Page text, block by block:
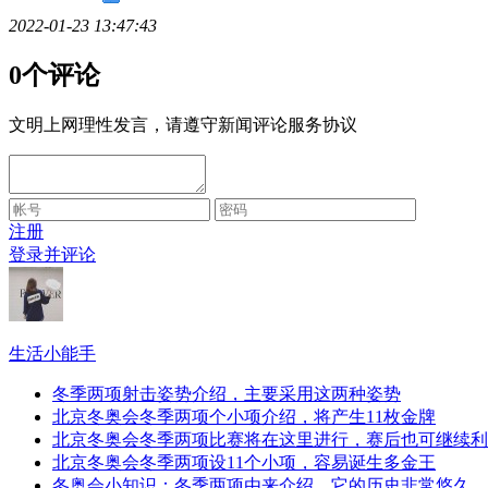
2022-01-23 13:47:43
0个评论
文明上网理性发言，请遵守新闻评论服务协议
注册
登录并评论
生活小能手
冬季两项射击姿势介绍，主要采用这两种姿势
北京冬奥会冬季两项个小项介绍，将产生11枚金牌
北京冬奥会冬季两项比赛将在这里进行，赛后也可继续
北京冬奥会冬季两项设11个小项，容易诞生多金王